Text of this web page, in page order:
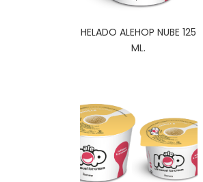
HELADO ALEHOP NUBE 125
ML.